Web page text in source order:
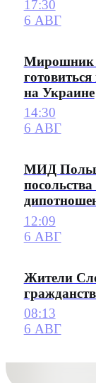
17:30
6 АВГ
Мирошник
на Украине
14:30
6 АВГ
МИД
12:09
6 АВГ
Жители
08:13
6 АВГ